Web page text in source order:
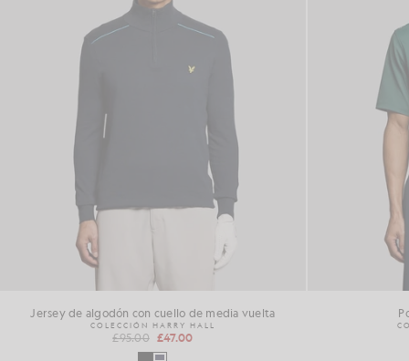
Jersey de algodón con cuello de media vuelta
COLECCIÓN HARRY HALL
£95.00 £47.00